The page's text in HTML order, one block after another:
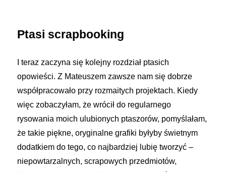
Ptasi scrapbooking
I teraz zaczyna się kolejny rozdział ptasich
opowieści. Z Mateuszem zawsze nam się dobrze
współpracowało przy rozmaitych projektach. Kiedy
więc zobaczyłam, że wrócił do regularnego
rysowania moich ulubionych ptaszorów, pomyślałam,
że takie piękne, oryginalne grafiki byłyby świetnym
dodatkiem do tego, co najbardziej lubię tworzyć –
niepowtarzalnych, scrapowych przedmiotów,